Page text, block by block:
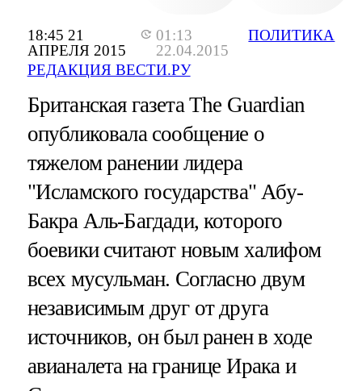
18:45 21
АПРЕЛЯ 2015
01:13
22.04.2015
РЕДАКЦИЯ ВЕСТИ.РУ
ПОЛИТИКА
Британская газета The Guardian
опубликовала сообщение о
тяжелом ранении лидера
"Исламского государства" Абу-
Бакра Аль-Багдади, которого
боевики считают новым халифом
всех мусульман. Согласно двум
независимым друг от друга
источников, он был ранен в ходе
авианалета на границе Ирака и